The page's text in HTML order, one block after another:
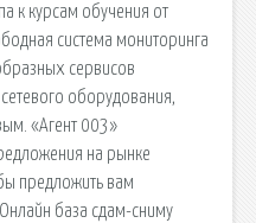
к курсам обучения от
система мониторинга
сервисов
оборудования,
«Агент 003»
на рынке
предложить вам
база сдам-сниму